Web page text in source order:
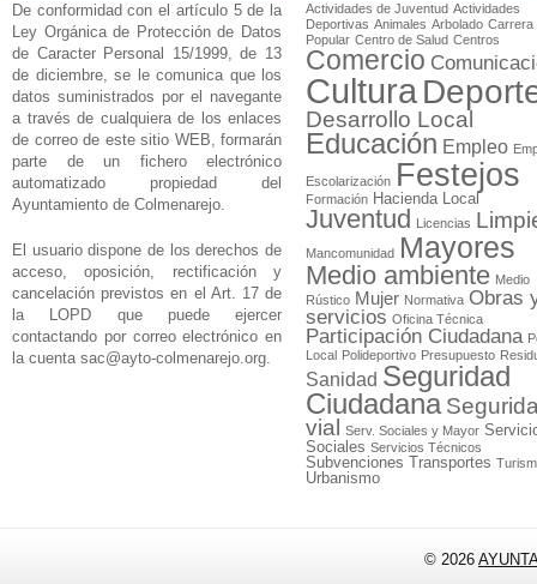
De conformidad con el artículo 5 de la
Ley Orgánica de Protección de Datos
de Caracter Personal 15/1999, de 13
de diciembre, se le comunica que los
datos suministrados por el navegante
a través de cualquiera de los enlaces
de correo de este sitio WEB, formarán
parte de un fichero electrónico
automatizado propiedad del
Ayuntamiento de Colmenarejo.
El usuario dispone de los derechos de
acceso, oposición, rectificación y
cancelación previstos en el Art. 17 de
la LOPD que puede ejercer
contactando por correo electrónico en
la cuenta sac@ayto-colmenarejo.org.
Actividades de Juventud Actividades
Deportivas Animales Arbolado Carrera
Popular Centro de Salud Centros
Comercio
Cultura
Desarrollo Local
Educación Empleo
Escolarización Festejos
Formación Hacienda Local
Juventud Licencias
Mancomunidad Mayores
Medio ambiente Medio
Rústico Mujer Normativa Obras
servicios Oficina Técnica
Participación Ciudadana
Local Polideportivo Presupuesto
Sanidad Seguridad
Ciudadana
vial
Serv. Sociales y Mayor
Sociales Servicios Técnicos
Subvenciones Transportes
Urbanismo
© 2026